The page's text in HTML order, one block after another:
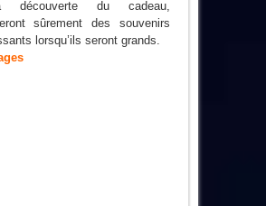
du cadeau,
sûrement des souvenirs
lorsqu’ils seront grands.